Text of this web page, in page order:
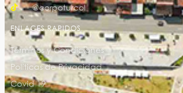
@corpoturcol
ENLACES RAPIDOS
Términos y Condiciones
Políticas de Privacidad
Covid 19